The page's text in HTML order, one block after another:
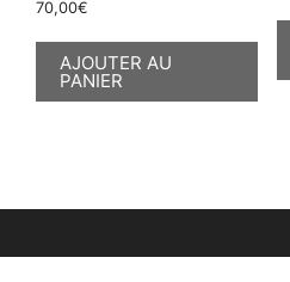
70,00€
AJOUTER AU
PANIER